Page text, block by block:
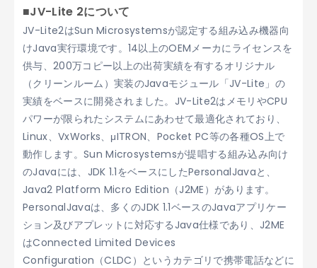
■JV-Lite 2について
JV-Lite2はSun Microsystemsが認定する組み込み機器向
けJava実行環境です。14以上のOEMメーカにライセンスを
供与、200万コピー以上の出荷実績を有するオリジナル
（クリーンルーム）実装のJavaモジュール「JV-Lite」の
実績をベースに開発されました。JV-Lite2はメモリやCPU
パワーが限られたシステムにあわせて最適化されており、
Linux、VxWorks、μITRON、Pocket PC等の各種OS上で
動作します。Sun Microsystemsが提唱する組み込み向け
のJavaには、JDK 1.1をベースにしたPersonalJavaと、
Java2 Platform Micro Edition（J2ME）があります。
PersonalJavaは、多くのJDK 1.1ベースのJavaアプリケー
ション及びアプレットに対応するJava仕様であり、J2ME
はConnected Limited Devices
Configuration（CLDC）というカテゴリで携帯電話などに